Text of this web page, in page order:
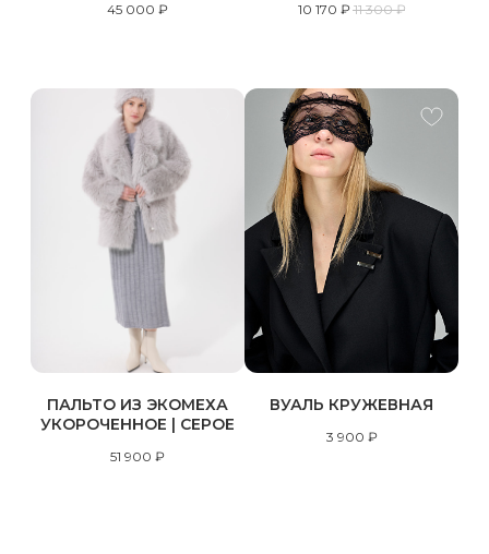
45 000 ₽ 10 170 ₽ 11 300 ₽
ПАЛЬТО ИЗ ЭКОМЕХА
УКОРОЧЕННОЕ | СЕРОЕ
51 900 ₽
ВУАЛЬ КРУЖЕВНАЯ
3 900 ₽